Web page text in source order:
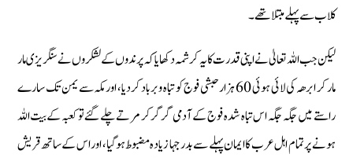
کلاب سے پہلے مبتلا تھے۔
لیکن جب اللہ تعالیٰ نے اپنی قدرت کا یہ کرشمہ دکھایا کہ پرندوں کے لشکروں نے سنگریزی مار
مار کر ابرھہ کی لائی ہوئی 60 ہزار حبشی فوج کو تباہ و برباد کردیا، اور مکہ سے یمن تک سارے
راستے میں جگہ جگہ اس تباہ شدہ فوج کے آدمی گر گر کر مرتے چلے گئے تو کعبہ کے بیت اللہ
ہونے پر تمام اہل عرب کا ایمان پہلے سے بدرجہا زیادہ مضبوط ہوگیا، اور اس کے ساتھ قریش